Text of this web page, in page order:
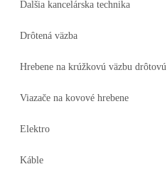
Ďalšia kancelárska technika
Drôtená väzba
Hrebene na krúžkovú väzbu drôtovú
Viazače na kovové hrebene
Elektro
Káble